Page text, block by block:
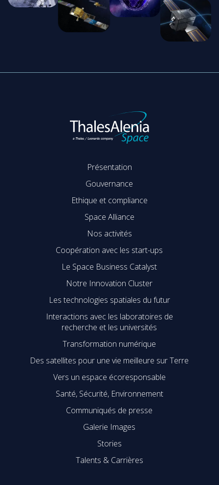
Présentation
Gouvernance
Ethique et compliance
Space Alliance
Nos activités
Coopération avec les start-ups
Le Space Business Catalyst
Notre Innovation Cluster
Les technologies spatiales du futur
Interactions avec les laboratoires de
recherche et les universités
Transformation numérique
Des satellites pour une vie meilleure sur Terre
Vers un espace écoresponsable
Santé, Sécurité, Environnement
Communiqués de presse
Galerie Images
Stories
Talents & Carrières